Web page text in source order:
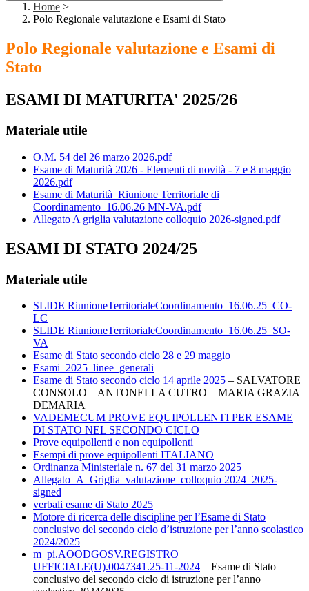
Home >
Polo Regionale valutazione e Esami di Stato
Polo Regionale valutazione e Esami di
Stato
ESAMI DI MATURITA' 2025/26
Materiale utile
O.M. 54 del 26 marzo 2026.pdf
Esame di Maturità 2026 - Elementi di novità - 7 e 8 maggio
2026.pdf
Esame di Maturità_Riunione Territoriale di
Coordinamento_16.06.26 MN-VA.pdf
Allegato A griglia valutazione colloquio 2026-signed.pdf
ESAMI DI STATO 2024/25
Materiale utile
SLIDE RiunioneTerritorialeCoordinamento_16.06.25_CO-
LC
SLIDE RiunioneTerritorialeCoordinamento_16.06.25_SO-
VA
Esame di Stato secondo ciclo 28 e 29 maggio
Esami_2025_linee_generali
Esame di Stato secondo ciclo 14 aprile 2025 – SALVATORE
CONSOLO – ANTONELLA CUTRO – MARIA GRAZIA
DEMARIA
VADEMECUM PROVE EQUIPOLLENTI PER ESAME
DI STATO NEL SECONDO CICLO
Prove equipollenti e non equipollenti
Esempi di prove equipollenti ITALIANO
Ordinanza Ministeriale n. 67 del 31 marzo 2025
Allegato_A_Griglia_valutazione_colloquio 2024_2025-
signed
verbali esame di Stato 2025
Motore di ricerca delle discipline per l’Esame di Stato
conclusivo del secondo ciclo d’istruzione per l’anno scolastico
2024/2025
m_pi.AOODGOSV.REGISTRO
UFFICIALE(U).0047341.25-11-2024 – Esame di Stato
conclusivo del secondo ciclo di istruzione per l’anno